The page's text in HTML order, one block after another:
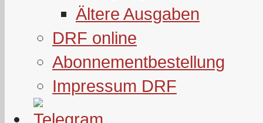
Ältere Ausgaben
DRF online
Abonnementbestellung
Impressum DRF